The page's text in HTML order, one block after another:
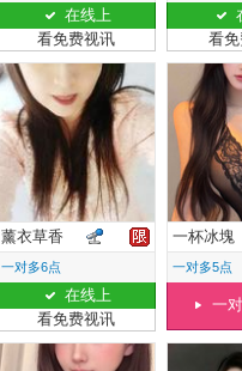
在线上
看免费视讯
看
薰衣草香
一对多6点
在线上
看免费视讯
一杯冰塊
一对多5点
一